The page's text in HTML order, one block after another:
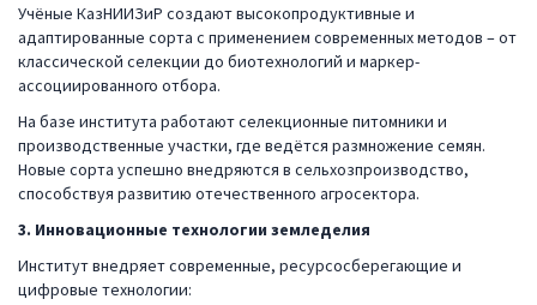
Учёные КазНИИЗиР создают высокопродуктивные и
адаптированные сорта с применением современных методов – от
классической селекции до биотехнологий и маркер-
ассоциированного отбора.
На базе института работают селекционные питомники и
производственные участки, где ведётся размножение семян.
Новые сорта успешно внедряются в сельхозпроизводство,
способствуя развитию отечественного агросектора.
3. Инновационные технологии земледелия
Институт внедряет современные, ресурсосберегающие и
цифровые технологии: